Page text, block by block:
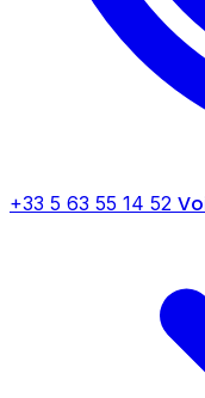
+33 5 63 55 14 52